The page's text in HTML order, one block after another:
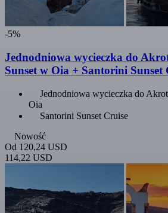
-5%
Jednodniowa wycieczka do
Sunset w Oia + Santorini Sunset
Jednodniowa wycieczka do
Oia
Santorini Sunset Cruise
Nowość
Od 120,24 USD
114,22 USD